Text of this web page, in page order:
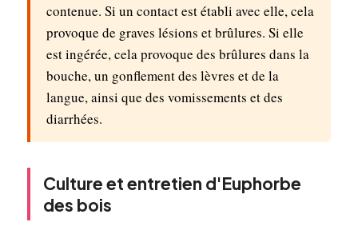
contenue. Si un contact est établi avec elle, cela
provoque de graves lésions et brûlures. Si elle
est ingérée, cela provoque des brûlures dans la
bouche, un gonflement des lèvres et de la
langue, ainsi que des vomissements et des
diarrhées.
Culture et entretien d'Euphorbe
des bois